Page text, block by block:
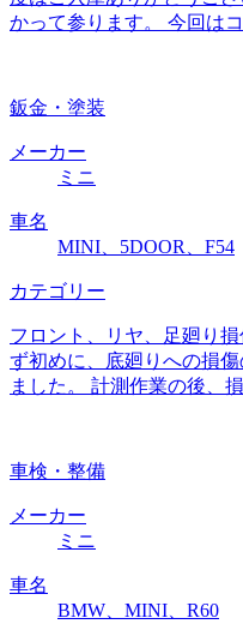
かって参ります。 今回は
鈑金・塗装
メーカー
ミニ
車名
MINI、5DOOR、F54
カテゴリー
フロント、リヤ、足廻り
ず初めに、底廻りへの損
ました。 計測作業の後、
車検・整備
メーカー
ミニ
車名
BMW、MINI、R60